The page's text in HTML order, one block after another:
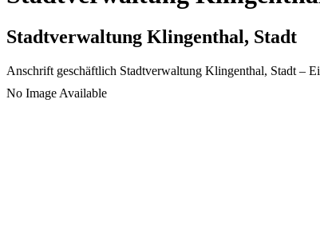
Stadtverwaltung Klingenthal, Stadt
Anschrift geschäftlich Stadtverwaltung Klingenthal, Stadt –
No Image Available